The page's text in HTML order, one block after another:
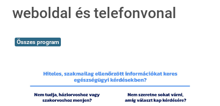
weboldal és telefonvonal
Összes program